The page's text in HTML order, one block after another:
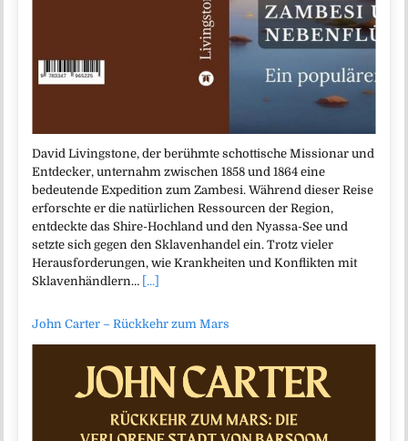
David Livingstone, der berühmte schottische Missionar und
Entdecker, unternahm zwischen 1858 und 1864 eine
bedeutende Expedition zum Zambesi. Während dieser Reise
erforschte er die natürlichen Ressourcen der Region,
entdeckte das Shire-Hochland und den Nyassa-See und
setzte sich gegen den Sklavenhandel ein. Trotz vieler
Herausforderungen, wie Krankheiten und Konflikten mit
Sklavenhändlern… [...]
John Carter – Rückkehr zum Mars